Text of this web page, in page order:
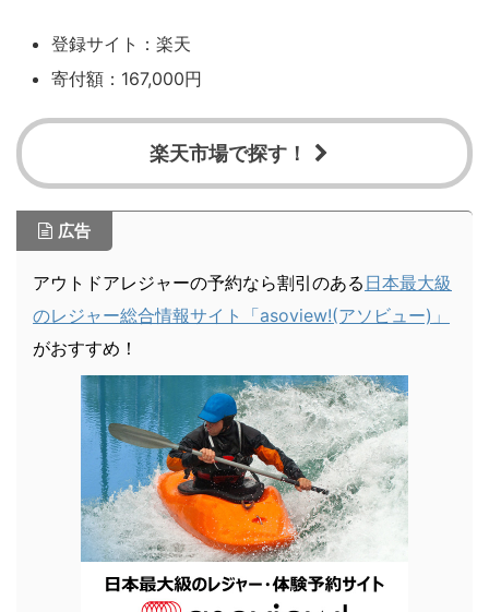
登録サイト：楽天
寄付額：167,000円
楽天市場で探す！
広告
アウトドアレジャーの予約なら割引のある 日本最大級
のレジャー総合情報サイト「asoview!(アソビュー)」
がおすすめ！